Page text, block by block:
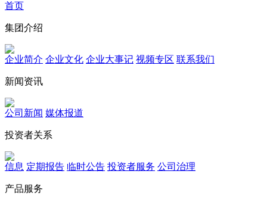
首页
集团介绍
企业简介 企业文化 企业⼤事记 视频专区 联系我们
新闻资讯
公司新闻 媒体报道
投资者关系
信息 定期报告 临时公告 投资者服务 公司治理
产品服务